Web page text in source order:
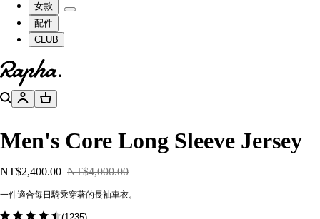
女款
配件
CLUB
前往官網主頁
搜尋帳號 購物籃
Men's Core Long Sleeve Jersey
NT$2,400.00 NT$4,000.00
一件適合每日騎乘穿著的長袖車衣。